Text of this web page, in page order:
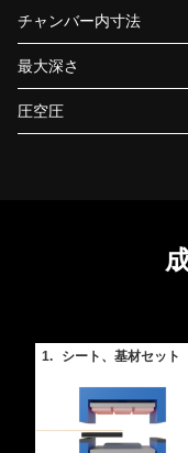
チャンバー内寸法
最大深さ
圧空圧
1. シート、基材セット